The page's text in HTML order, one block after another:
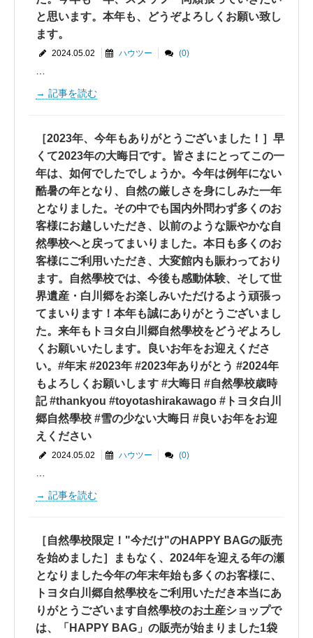
と思います。本年も、どうぞよろしくお願い致し
ます。
2024.05.02 ハウツー (0)
記事を読む
［2023年、今年もありがとうございました！］早
くて2023年の大晦日です。皆さまにとってこの一
年は、如何でしたでしょうか。今年は例年にない
酷暑の年となり、自然の厳しさを身にしみた一年
となりました。その中でも国内外問わず多くのお
客様にお越しいただき、以前のような賑やかな自
然學校へと戻ってまいりました。本日も多くのお
客様にご利用いただき、大変館内も賑わっており
ます。自然學校では、今後も感動体験、そして世
界遺産・白川郷をお楽しみいただけるよう頑張っ
てまいります！本年も誠にありがとうございまし
た。来年もトヨタ白川郷自然學校をどうぞよろし
くお願いいたします。良いお年をお迎えくださ
い。#年末 #2023年 #2023年ありがとう #2024年
もよろしくお願いします #大晦日 #自然學校歳時
記 #thankyou #toyotashirakawago #トヨタ白川
郷自然學校 #雪の少ない大晦日 #良いお年をお迎
えください
2024.05.02 ハウツー (0)
記事を読む
［自然學校限定！"今だけ"のHAPPY BAGの販売
を始めました］まもなく、2024年を迎える年の瀬
となりました今年の年末年始も多くのお客様に、
トヨタ白川郷自然學校をご利用いただき本当にあ
りがとうございます自然學校のお土産ショップで
は、「HAPPY BAG」の販売が始まりました️1袋